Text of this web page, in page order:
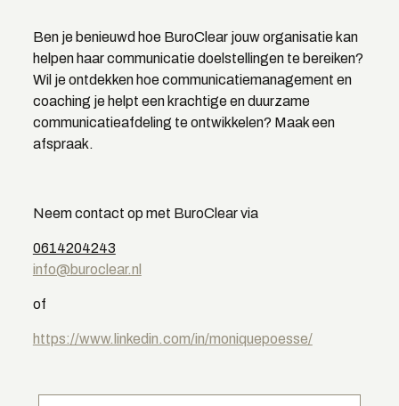
Ben je benieuwd hoe BuroClear jouw organisatie kan
helpen haar communicatie doelstellingen te bereiken?
Wil je ontdekken hoe communicatiemanagement en
coaching je helpt een krachtige en duurzame
communicatieafdeling te ontwikkelen? Maak een
afspraak.
Neem contact op met BuroClear via
0614204243
info@buroclear.nl
of
https://www.linkedin.com/in/moniquepoesse/